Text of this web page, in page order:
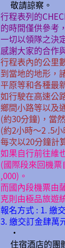
敬請諒察。
行程表列的
的時間僅供參考，
一切以領隊之決
感謝大家的合作
行程表內的公里
到當地的地形，
平原等和各種最
如行駛在高速公
鄉間小路等以及
(約30分鐘)，當
(約2小時〜2 .5
每次以20分鐘計
如果自行前往維
(國際段來回機
,000)。
而國內段機票由
克則由極品旅遊
報名方式 : 1. 繳
3. 繳交訂金肆萬
•
住宿酒店的團